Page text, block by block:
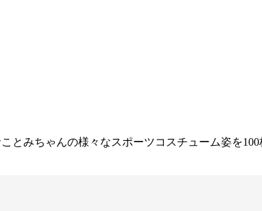
とみちゃんの様々なスポーツコスチューム姿を